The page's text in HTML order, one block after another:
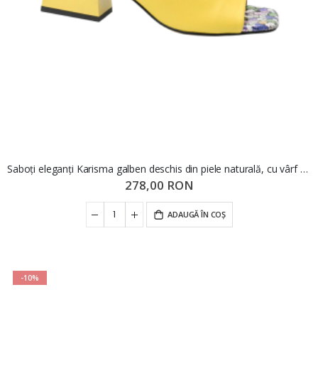
Saboți eleganți Karisma galben deschis din piele naturală, cu vârf pătrat mozaic OTR80001
278,00 RON
ADAUGĂ ÎN COȘ
-10%